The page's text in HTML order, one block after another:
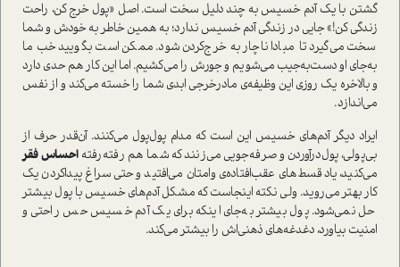
گشتن با یک آدم خسیس به چند دلیل سخت است. اصل «پول خرج کن، راحت
زندگی کن!» جایی در زندگی آدم خسیس ندارد؛ به همین خاطر به خودش و شما
سخت می‌گیرد تا مبادا ناچار به خرج‌کردن شود. ممکن است بگویید خب ما
به‌جای او دست‌به‌جیب می‌شویم و جورش را می‌کشیم. اما این کار هم حدی دارد
و بالاخره یک روزی این وظیفه‌ی مادرخرجی ابدی شما را خسته می‌کند و از نفس
می‌اندازد.
ایراد دیگر آدم‌های خسیس این است که مدام پول‌پول می‌کنند. آن‌قدر حرف از
بی‌پولی، پول‌درآوردن و صرفه‌جویی می‌زنند که شما هم رفته‌رفتهاحساس فقر
می‌کنید، یاد قسط‌های عقب‌افتاده‌ی وامتان می‌افتید و حتی سراغ پیداکردن یک
کار بهتر می‌روید. ولی نکته اینجاست که مشکل آدم‌های خسیس با پول بیشتر
حل نمی‌شود. پول بیشتر به‌جای اینکه برای یک آدم خسیس حس راحتی و
امنیت بیاورد، دغدغه‌های ذهنی‌اش را بیشتر می‌کند.